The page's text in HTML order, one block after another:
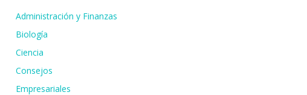
Administración y Finanzas
Biología
Ciencia
Consejos
Empresariales